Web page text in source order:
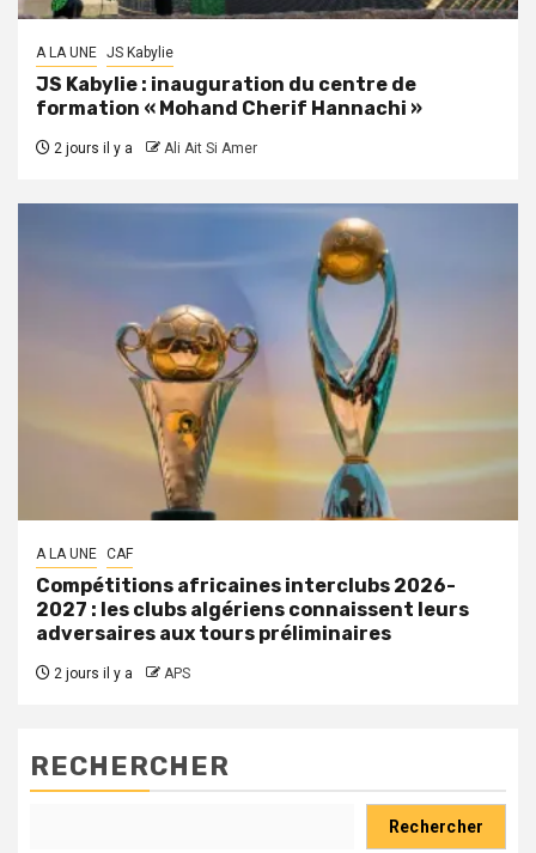
A LA UNE JS Kabylie
JS Kabylie : inauguration du centre de
formation « Mohand Cherif Hannachi »
2 jours il y a Ali Ait Si Amer
A LA UNE CAF
Compétitions africaines interclubs 2026-
2027 : les clubs algériens connaissent leurs
adversaires aux tours préliminaires
2 jours il y a APS
RECHERCHER
Rechercher